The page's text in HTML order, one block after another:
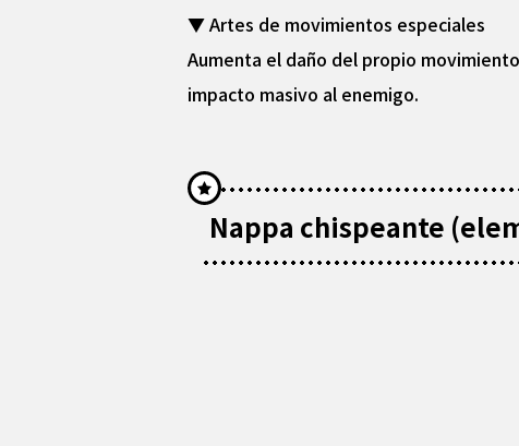
▼ Artes de movimientos especiales
Aumenta el daño del propio
impacto masivo al enemigo.
Nappa chispeante